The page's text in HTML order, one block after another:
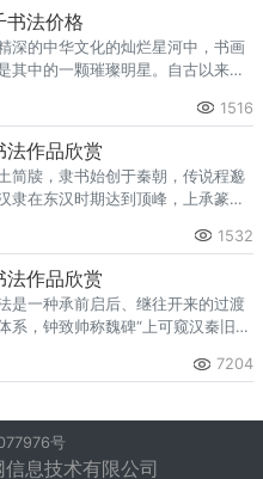
引人瞩目。
书法价格
深的中华文化的灿烂星河中，书画
其中的一颗璀璨明星。自古以来，
留下了深远的影响。在二十世纪的
法巨匠张大千就广为人
1516
法作品欣赏
简牍，隶书始创于秦朝，传说程邈
隶在东汉时期达到顶峰，上承篆书
影响，书法界有“汉隶唐楷”之称。
1532
法作品欣赏
是一种承前启后、继往开来的过渡
系，钟致帅称魏碑“上可窥汉秦旧
碑书法，承汉隶之余韵，启唐楷之先
7204
号
息技术有限公司